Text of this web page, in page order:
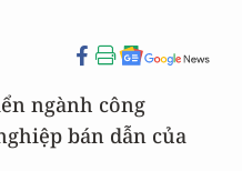
ngành công
bán dẫn của